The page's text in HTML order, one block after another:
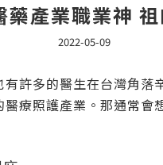
產業職業神
2022-05-09
許多的醫生在台灣角
療照護產業。那通常會